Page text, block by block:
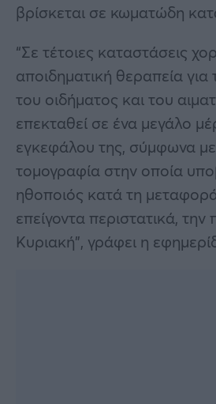
βρίσκεται σε κωματώδη
“Σε τέτοιες καταστάσεις
αποιδηματική θεραπεία
του οιδήματος και του
επεκταθεί σε ένα μεγάλο
εγκεφάλου της, σύμφωνα με
τομογραφία στην οποία
ηθοποιός κατά τη
επείγοντα περιστατικά,
Κυριακή”, γράφει η